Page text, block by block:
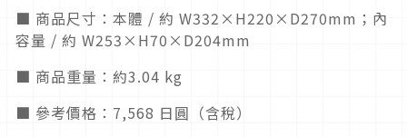
■ 商品尺寸：本體 / 約 W332×H220×D270mm；內
容量 / 約 W253×H70×D204mm
■ 商品重量：約3.04 kg
■ 參考價格：7,568 日圓（含稅）